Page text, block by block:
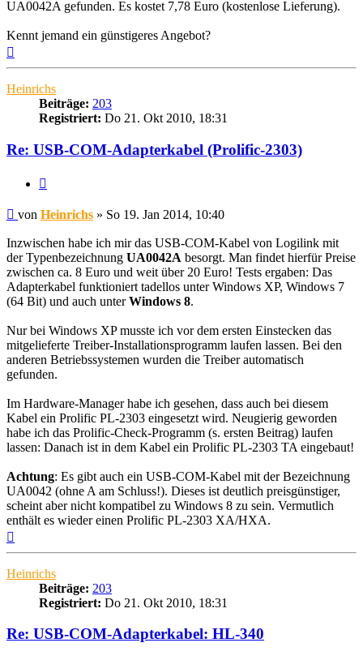
UA0042A gefunden. Es kostet 7,78 Euro (kostenlose Lieferung).
Kennt jemand ein günstigeres Angebot?
Heinrichs
Beiträge: 203
Registriert: Do 21. Okt 2010, 18:31
Re: USB-COM-Adapterkabel (Prolific-2303)
Beitrag
von Heinrichs » So 19. Jan 2014, 10:40
Inzwischen habe ich mir das USB-COM-Kabel von Logilink mit
der Typenbezeichnung UA0042A besorgt. Man findet hierfür Preise
zwischen ca. 8 Euro und weit über 20 Euro! Tests ergaben: Das
Adapterkabel funktioniert tadellos unter Windows XP, Windows 7
(64 Bit) und auch unterWindows 8.
Nur bei Windows XP musste ich vor dem ersten Einstecken das
mitgelieferte Treiber-Installationsprogramm laufen lassen. Bei den
anderen Betriebssystemen wurden die Treiber automatisch
gefunden.
Im Hardware-Manager habe ich gesehen, dass auch bei diesem
Kabel ein Prolific PL-2303 eingesetzt wird. Neugierig geworden
habe ich das Prolific-Check-Programm (s. ersten Beitrag) laufen
lassen: Danach ist in dem Kabel ein Prolific PL-2303 TA eingebaut!
Achtung: Es gibt auch ein USB-COM-Kabel mit der Bezeichnung
UA0042 (ohne A am Schluss!). Dieses ist deutlich preisgünstiger,
scheint aber nicht kompatibel zu Windows 8 zu sein. Vermutlich
enthält es wieder einen Prolific PL-2303 XA/HXA.
Heinrichs
Beiträge: 203
Registriert: Do 21. Okt 2010, 18:31
Re: USB-COM-Adapterkabel: HL-340